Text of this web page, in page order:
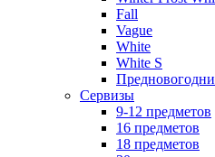
Fall
Vague
White
White S
Сервизы
9-12 предметов
16 предметов
18 предметов